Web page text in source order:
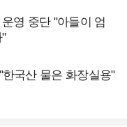
영 중단 "아들이 엄
국산 물은 화장실용"